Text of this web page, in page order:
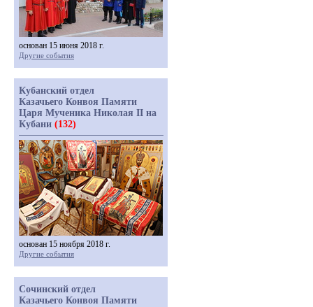
основан 15 июня 2018 г.
Другие события
Кубанский отдел
Казачьего Конвоя Памяти
Царя Мученика Николая II на
Кубани (132)
основан 15 ноября 2018 г.
Другие события
Сочинский отдел
Казачьего Конвоя Памяти